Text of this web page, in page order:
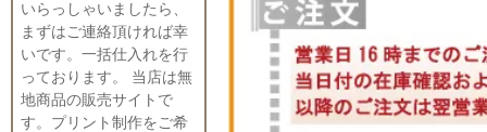
いらっしゃいましたら、
まずはご連絡頂ければ幸
いです。一括仕入れを行
っております。 当店は無
地商品の販売サイトで
す。プリント制作をご希